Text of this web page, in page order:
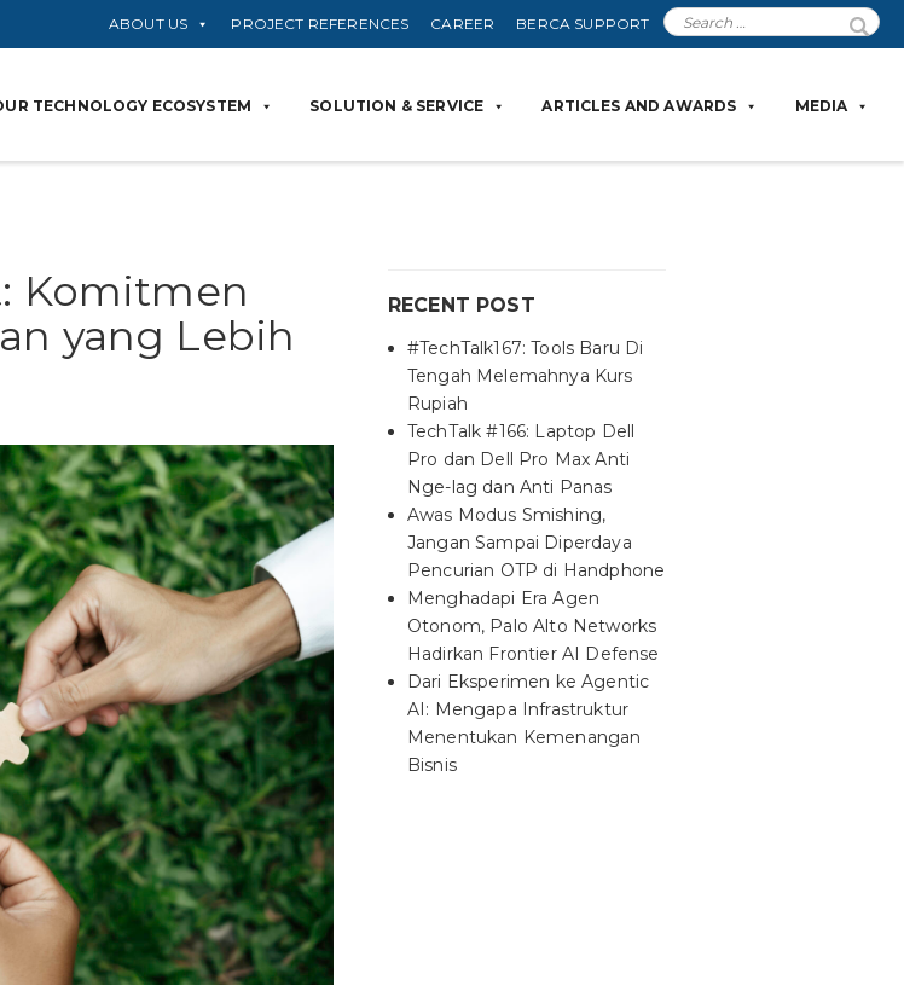
ABOUT US PROJECT REFERENCES CAREER BERCA SUPPORT
TECHNOLOGY ECOSYSTEM SOLUTION & SERVICE ARTICLES AND AWARDS MEDIA
Komitmen
yang Lebih
RECENT POST
#TechTalk167: Tools Baru Di
Tengah Melemahnya Kurs
Rupiah
TechTalk #166: Laptop Dell
Pro dan Dell Pro Max Anti
Nge-lag dan Anti Panas
Awas Modus Smishing,
Jangan Sampai Diperdaya
Pencurian OTP di Handphone
Menghadapi Era Agen
Otonom, Palo Alto Networks
Hadirkan Frontier AI Defense
Dari Eksperimen ke Agentic
AI: Mengapa Infrastruktur
Menentukan Kemenangan
Bisnis